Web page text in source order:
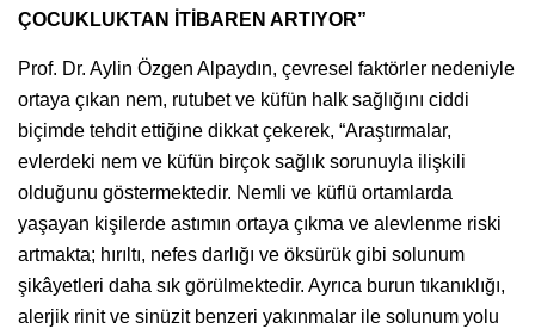
ÇOCUKLUKTAN İTİBAREN ARTIYOR”
Prof. Dr. Aylin Özgen Alpaydın, çevresel faktörler nedeniyle
ortaya çıkan nem, rutubet ve küfün halk sağlığını ciddi
biçimde tehdit ettiğine dikkat çekerek, “Araştırmalar,
evlerdeki nem ve küfün birçok sağlık sorunuyla ilişkili
olduğunu göstermektedir. Nemli ve küflü ortamlarda
yaşayan kişilerde astımın ortaya çıkma ve alevlenme riski
artmakta; hırıltı, nefes darlığı ve öksürük gibi solunum
şikâyetleri daha sık görülmektedir. Ayrıca burun tıkanıklığı,
alerjik rinit ve sinüzit benzeri yakınmalar ile solunum yolu